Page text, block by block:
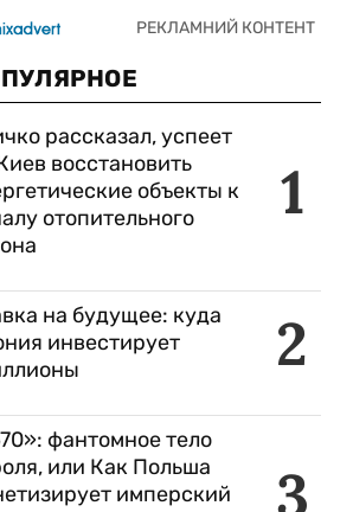
1
рассказал, успеет
восстановить
объекты к
отопительного
2
на будущее: куда
инвестирует
3
фантомное тело
или Как Польша
имперский